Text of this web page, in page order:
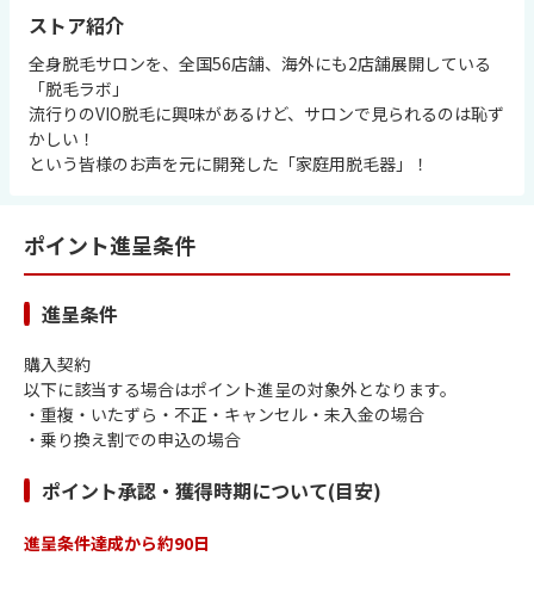
・教育・学び
・通販・お買いもの
条件から探す
・楽天グループサイト
・会員登録
・買ってポイント
・ ポコポコもぐらたたき
・ スロットパラダイス
・ 幻の海底神殿
・ ゲームステーション
・ トレジャーBINGO
・ 遺跡探検すごろく
・ ゲームセンター
・ たびろく
・ クラッシュアイス
・ ゲームトップ
無料でポイント
会員登録
売ってポイント
高額ポイント
キーワードから探す
人気のストア
楽天ポイントモールの
すべてのキャンペーンを見る
すべてのポイントキャンペーンを見る
ストア紹介
全身脱毛サロンを、全国56店舗、海外にも2店舗展開している
「脱毛ラボ」
流行りのVIO脱毛に興味があるけど、サロンで見られるのは恥ず
かしい！
という皆様のお声を元に開発した「家庭用脱毛器」！
ポイント進呈条件
進呈条件
購入契約
以下に該当する場合はポイント進呈の対象外となります。
・重複・いたずら・不正・キャンセル・未入金の場合
・乗り換え割での申込の場合
ポイント承認・獲得時期について(目安)
進呈条件達成から約90日